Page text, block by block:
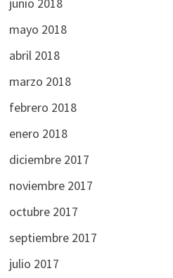
mayo 2018
abril 2018
marzo 2018
febrero 2018
enero 2018
diciembre 2017
noviembre 2017
octubre 2017
septiembre 2017
julio 2017